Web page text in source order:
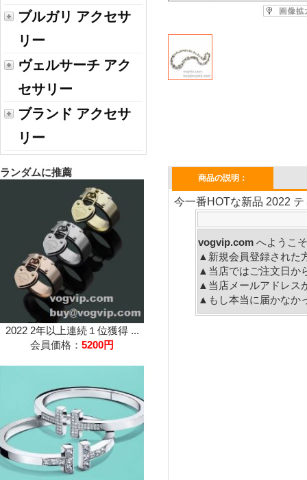
ブルガリ アクセサ
リー
ヴェルサーチ アク
セサリー
ブランド アクセサ
リー
ランダムに推薦
2022 2年以上連続１位獲得 ...
会員価格： 5200円
商品の説明：
今一番HOTな新品 2022
vogvip.com へ
▲新規会員登録された
▲当店ではご注文日か
▲当店メールアドレス
▲もし本当に届かなか